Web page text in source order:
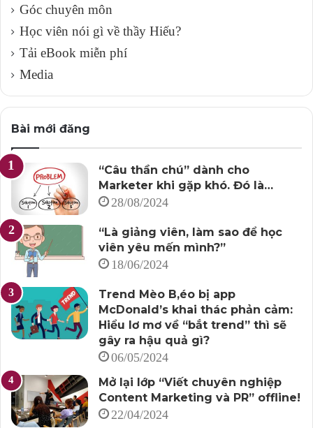
Góc chuyên môn
Học viên nói gì về thầy Hiếu?
Tải eBook miễn phí
Media
Bài mới đăng
“Câu thần chú” dành cho
Marketer khi gặp khó. Đó là…
28/08/2024
“Là giảng viên, làm sao để học
viên yêu mến mình?”
18/06/2024
Trend Mèo B,éo bị app
McDonald’s khai thác phản cảm:
Hiểu lơ mơ về “bắt trend” thì sẽ
gây ra hậu quả gì?
06/05/2024
Mở lại lớp “Viết chuyên nghiệp
Content Marketing và PR” offline!
22/04/2024